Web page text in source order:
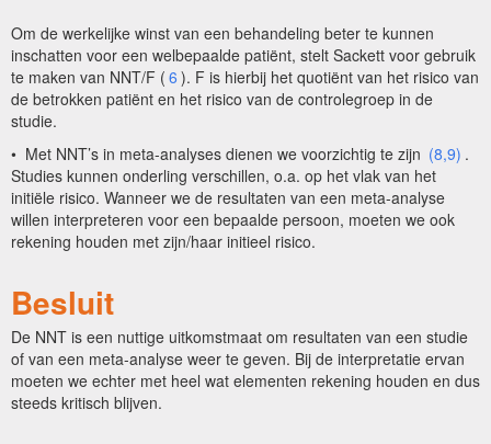
Om de werkelijke winst van een behandeling beter te kunnen
inschatten voor een welbepaalde patiënt, stelt Sackett voor gebruik
te maken van NNT/F ( 6 ). F is hierbij het quotiënt van het risico van
de betrokken patiënt en het risico van de controlegroep in de
studie.
• Met NNT’s in meta-analyses dienen we voorzichtig te zijn (8,9) .
Studies kunnen onderling verschillen, o.a. op het vlak van het
initiële risico. Wanneer we de resultaten van een meta-analyse
willen interpreteren voor een bepaalde persoon, moeten we ook
rekening houden met zijn/haar initieel risico.
Besluit
De NNT is een nuttige uitkomstmaat om resultaten van een studie
of van een meta-analyse weer te geven. Bij de interpretatie ervan
moeten we echter met heel wat elementen rekening houden en dus
steeds kritisch blijven.